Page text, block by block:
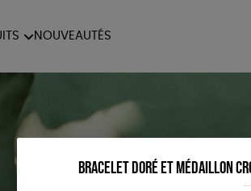
NOUVEAUTÉS
Bracelet doré et médaillon